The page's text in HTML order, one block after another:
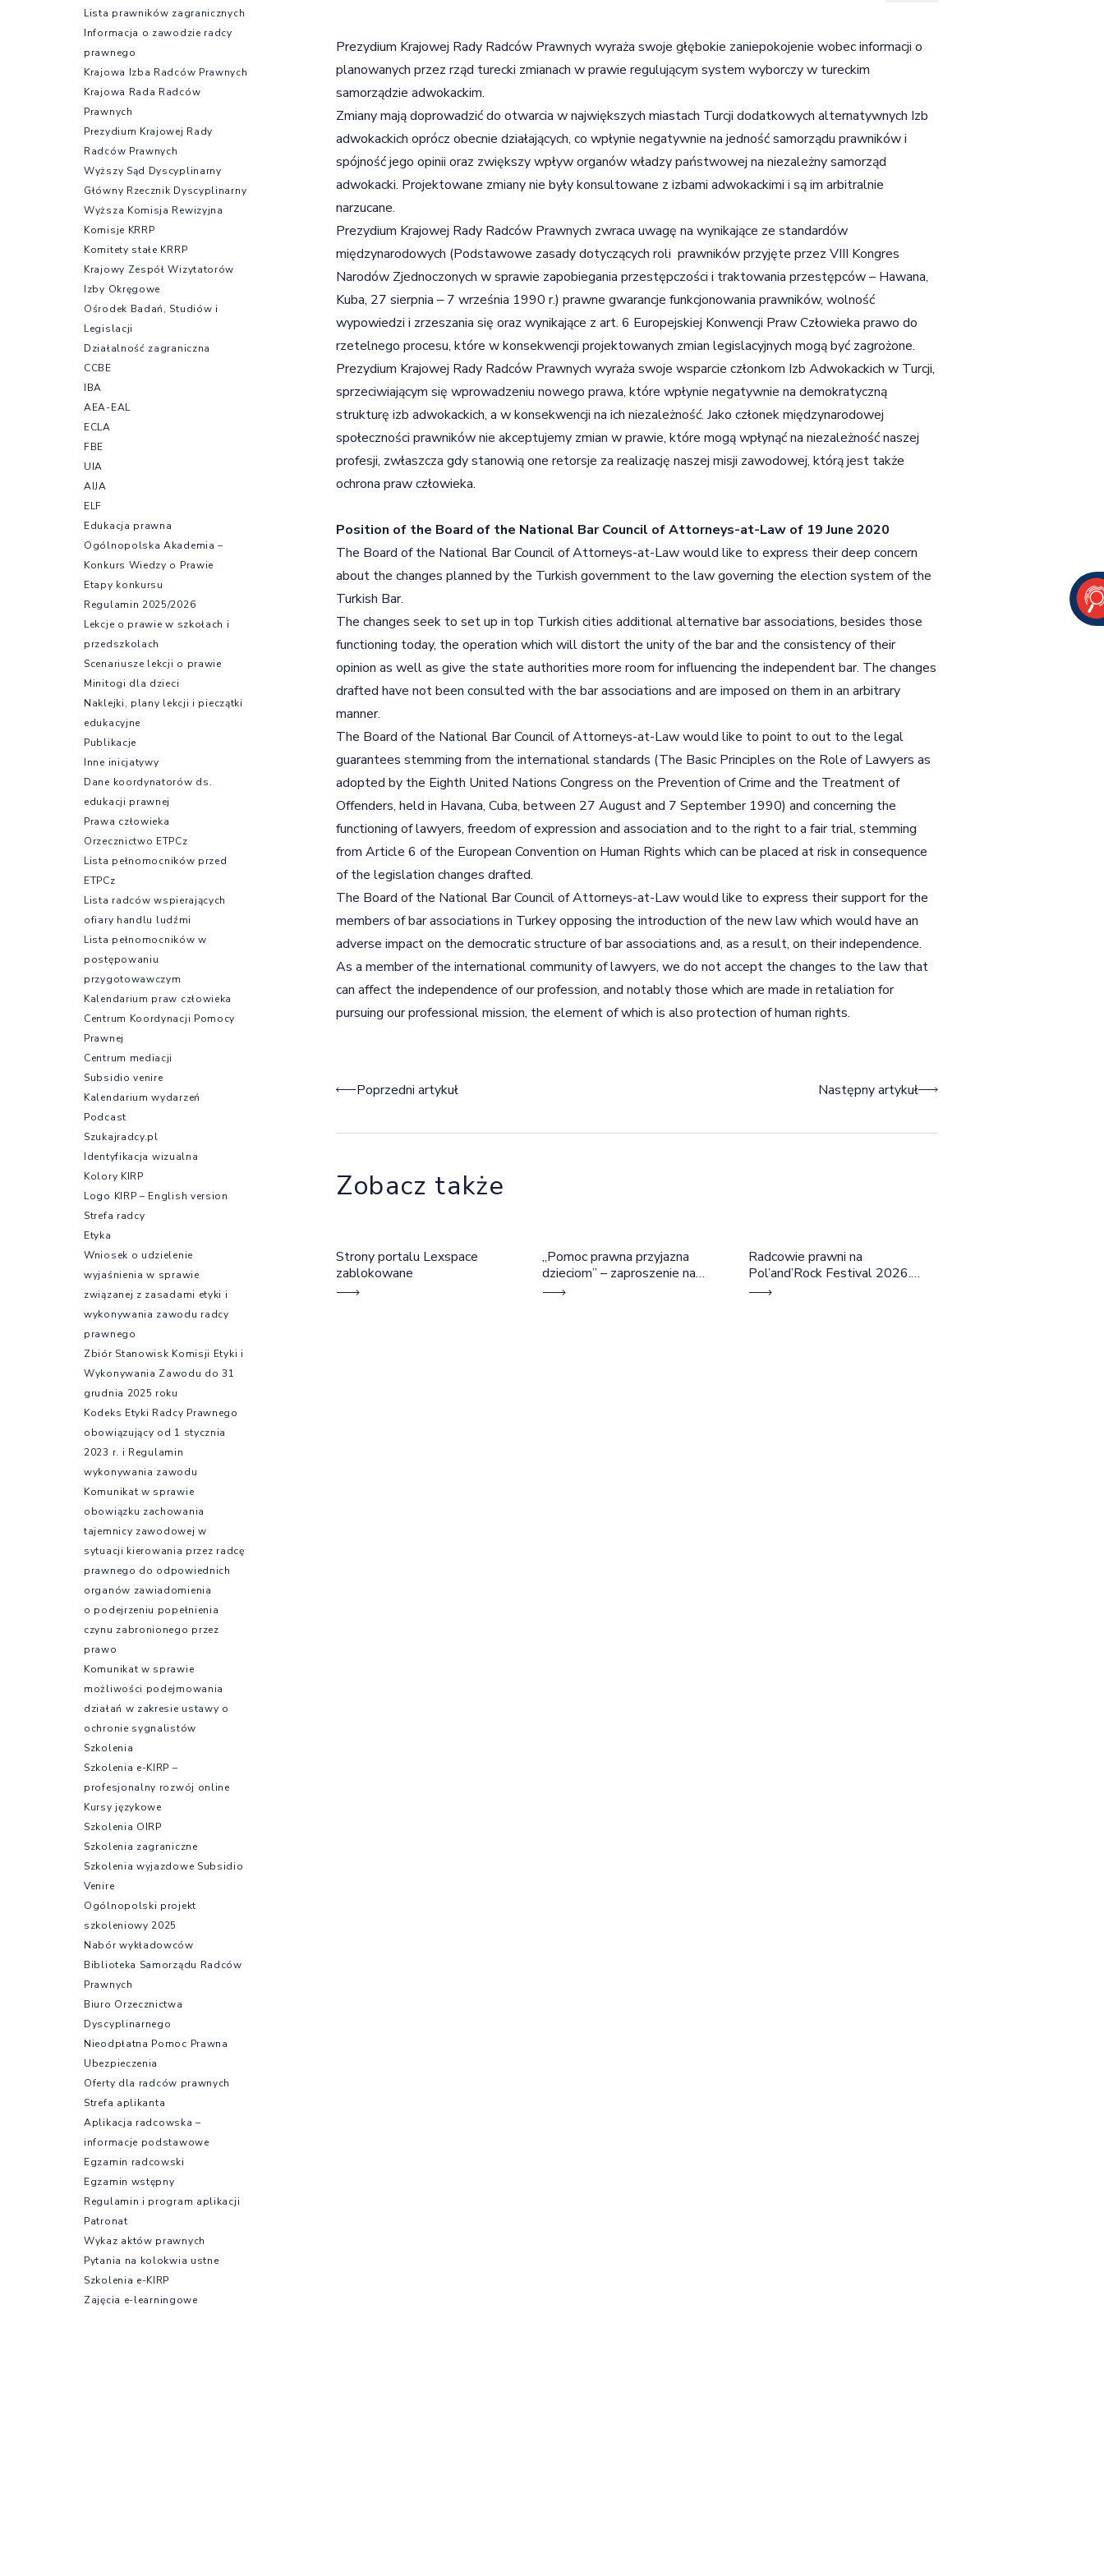
Prezydium Krajowej Rady Radców Prawnych wyraża swoje głębokie zaniepokojenie wobec informacji o
planowanych przez rząd turecki zmianach w prawie regulującym system wyborczy w tureckim
samorządzie adwokackim.
Zmiany mają doprowadzić do otwarcia w największych miastach Turcji dodatkowych alternatywnych Izb
adwokackich oprócz obecnie działających, co wpłynie negatywnie na jedność samorządu prawników i
spójność jego opinii oraz zwiększy wpływ organów władzy państwowej na niezależny samorząd
adwokacki. Projektowane zmiany nie były konsultowane z izbami adwokackimi i są im arbitralnie
narzucane.
Prezydium Krajowej Rady Radców Prawnych zwraca uwagę na wynikające ze standardów
międzynarodowych (Podstawowe zasady dotyczących roli prawników przyjęte przez VIII Kongres
Narodów Zjednoczonych w sprawie zapobiegania przestępczości i traktowania przestępców – Hawana,
Kuba, 27 sierpnia – 7 września 1990 r.) prawne gwarancje funkcjonowania prawników, wolność
wypowiedzi i zrzeszania się oraz wynikające z art. 6 Europejskiej Konwencji Praw Człowieka prawo do
rzetelnego procesu, które w konsekwencji projektowanych zmian legislacyjnych mogą być zagrożone.
Prezydium Krajowej Rady Radców Prawnych wyraża swoje wsparcie członkom Izb Adwokackich w Turcji,
sprzeciwiającym się wprowadzeniu nowego prawa, które wpłynie negatywnie na demokratyczną
strukturę izb adwokackich, a w konsekwencji na ich niezależność. Jako członek międzynarodowej
społeczności prawników nie akceptujemy zmian w prawie, które mogą wpłynąć na niezależność naszej
profesji, zwłaszcza gdy stanowią one retorsje za realizację naszej misji zawodowej, którą jest także
ochrona praw człowieka.
Position of the Board of the National Bar Council of Attorneys-at-Law of 19 June 2020
The Board of the National Bar Council of Attorneys-at-Law would like to express their deep concern
about the changes planned by the Turkish government to the law governing the election system of the
Turkish Bar.
The changes seek to set up in top Turkish cities additional alternative bar associations, besides those
functioning today, the operation which will distort the unity of the bar and the consistency of their
opinion as well as give the state authorities more room for influencing the independent bar. The changes
drafted have not been consulted with the bar associations and are imposed on them in an arbitrary
manner.
The Board of the National Bar Council of Attorneys-at-Law would like to point to out to the legal
guarantees stemming from the international standards (The Basic Principles on the Role of Lawyers as
adopted by the Eighth United Nations Congress on the Prevention of Crime and the Treatment of
Offenders, held in Havana, Cuba, between 27 August and 7 September 1990) and concerning the
functioning of lawyers, freedom of expression and association and to the right to a fair trial, stemming
from Article 6 of the European Convention on Human Rights which can be placed at risk in consequence
of the legislation changes drafted.
The Board of the National Bar Council of Attorneys-at-Law would like to express their support for the
members of bar associations in Turkey opposing the introduction of the new law which would have an
adverse impact on the democratic structure of bar associations and, as a result, on their independence.
As a member of the international community of lawyers, we do not accept the changes to the law that
can affect the independence of our profession, and notably those which are made in retaliation for
pursuing our professional mission, the element of which is also protection of human rights.
Nawigacja wpisu
Poprzedni artykuł Następny artykuł
Zobacz także
Strony portalu Lexspace
zablokowane
„Pomoc prawna przyjazna
dzieciom” – zaproszenie na
szkolenie
Radcowie prawni na
Pol’and’Rock Festival 2026.
Cztery dni rozmów, edukacji i
Lista prawników zagranicznych
Informacja o zawodzie radcy
prawnego
Krajowa Izba Radców Prawnych
Krajowa Rada Radców
Prawnych
Prezydium Krajowej Rady
Radców Prawnych
Wyższy Sąd Dyscyplinarny
Główny Rzecznik Dyscyplinarny
Wyższa Komisja Rewizyjna
Komisje KRRP
Komitety stałe KRRP
Krajowy Zespół Wizytatorów
Izby Okręgowe
Ośrodek Badań, Studiów i
Legislacji
Działalność zagraniczna
CCBE
IBA
AEA-EAL
ECLA
FBE
UIA
AIJA
ELF
Edukacja prawna
Ogólnopolska Akademia –
Konkurs Wiedzy o Prawie
Etapy konkursu
Regulamin 2025/2026
Lekcje o prawie w szkołach i
przedszkolach
Scenariusze lekcji o prawie
Minitogi dla dzieci
Naklejki, plany lekcji i pieczątki
edukacyjne
Publikacje
Inne inicjatywy
Dane koordynatorów ds.
edukacji prawnej
Prawa człowieka
Orzecznictwo ETPCz
Lista pełnomocników przed
ETPCz
Lista radców wspierających
ofiary handlu ludźmi
Lista pełnomocników w
postępowaniu
przygotowawczym
Kalendarium praw człowieka
Centrum Koordynacji Pomocy
Prawnej
Centrum mediacji
Subsidio venire
Kalendarium wydarzeń
Podcast
Szukajradcy.pl
Identyfikacja wizualna
Kolory KIRP
Logo KIRP – English version
Strefa radcy
Etyka
Wniosek o udzielenie
wyjaśnienia w sprawie
związanej z zasadami etyki i
wykonywania zawodu radcy
prawnego
Zbiór Stanowisk Komisji Etyki i
Wykonywania Zawodu do 31
grudnia 2025 roku
Kodeks Etyki Radcy Prawnego
obowiązujący od 1 stycznia
2023 r. i Regulamin
wykonywania zawodu
Komunikat w sprawie
obowiązku zachowania
tajemnicy zawodowej w
sytuacji kierowania przez radcę
prawnego do odpowiednich
organów zawiadomienia
o podejrzeniu popełnienia
czynu zabronionego przez
prawo
Komunikat w sprawie
możliwości podejmowania
działań w zakresie ustawy o
ochronie sygnalistów
Szkolenia
Szkolenia e-KIRP –
profesjonalny rozwój online
Kursy językowe
Szkolenia OIRP
Szkolenia zagraniczne
Szkolenia wyjazdowe Subsidio
Venire
Ogólnopolski projekt
szkoleniowy 2025
Nabór wykładowców
Biblioteka Samorządu Radców
Prawnych
Biuro Orzecznictwa
Dyscyplinarnego
Nieodpłatna Pomoc Prawna
Ubezpieczenia
Oferty dla radców prawnych
Strefa aplikanta
Aplikacja radcowska –
informacje podstawowe
Egzamin radcowski
Egzamin wstępny
Regulamin i program aplikacji
Patronat
Wykaz aktów prawnych
Pytania na kolokwia ustne
Szkolenia e-KIRP
Zajęcia e-learningowe